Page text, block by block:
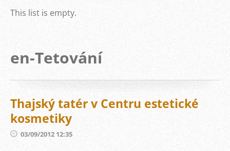
This list is empty.
en-Tetování
Thajský tatér v Centru estetické
kosmetiky
03/09/2012 12:35